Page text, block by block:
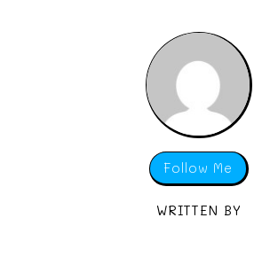
Follow Me
WRITTEN BY